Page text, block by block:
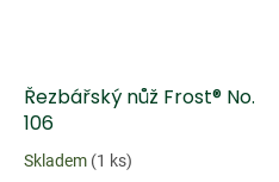
Řezbářský nůž Frost® No.
106
Skladem (1 ks)